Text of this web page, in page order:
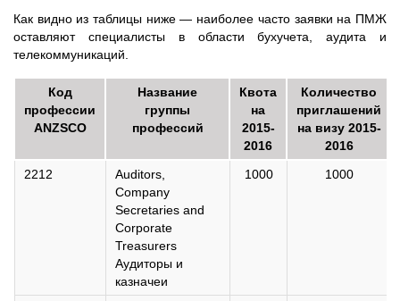
Как видно из таблицы ниже — наиболее часто заявки на ПМЖ
оставляют специалисты в области бухучета, аудита и
телекоммуникаций.
Код
профессии
ANZSCO
Название
группы
профессий
Квота
на
2015-
2016
Количество
приглашений
на визу 2015-
2016
2212
Auditors,
Company
Secretaries and
Corporate
Treasurers
Аудиторы и
казначеи
1000 1000